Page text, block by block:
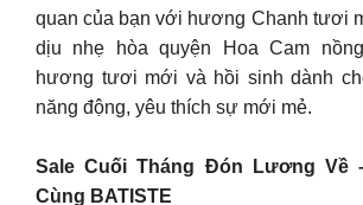
quan của bạn với hương Chanh tươi
dịu nhẹ hòa quyện Hoa Cam
hương tươi mới và hồi sinh dành
năng động, yêu thích sự mới mẻ.
Sale Cuối Tháng Đón Lương Về
Cùng BATISTE